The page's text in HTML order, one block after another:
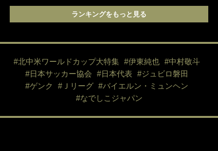
ランキングをもっと見る
#北中米ワールドカップ大特集 #伊東純也
#中村敬斗
#日本サッカー協会
#日本代表
#ジュビロ磐田
#ゲンク
#Ｊリーグ
#バイエルン・ミュンヘン
#なでしこジャパン